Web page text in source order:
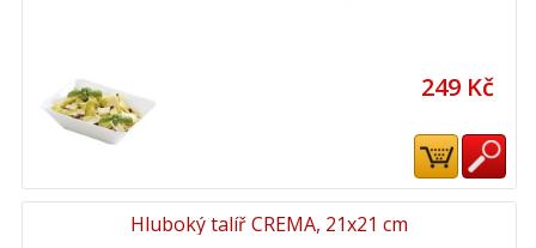
249 Kč
Hluboký talíř CREMA, 21x21 cm